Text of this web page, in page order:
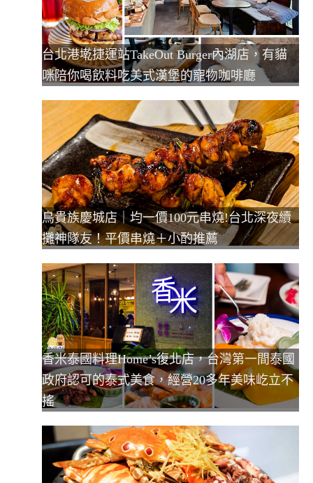
台北港墘捷運站TakeOut Burger內湖店，有貓
咪陪你喝飲料吃美式漢堡的寵物咖啡廳
鳥貴族慶城店｜均一價100元串燒!台北深夜續
攤神隊友！平價串燒＋小酌推薦
香米泰國料理Home’s復北店，台灣第一間泰國
政府認可的泰式美食，經營20多年美味屹立不
搖